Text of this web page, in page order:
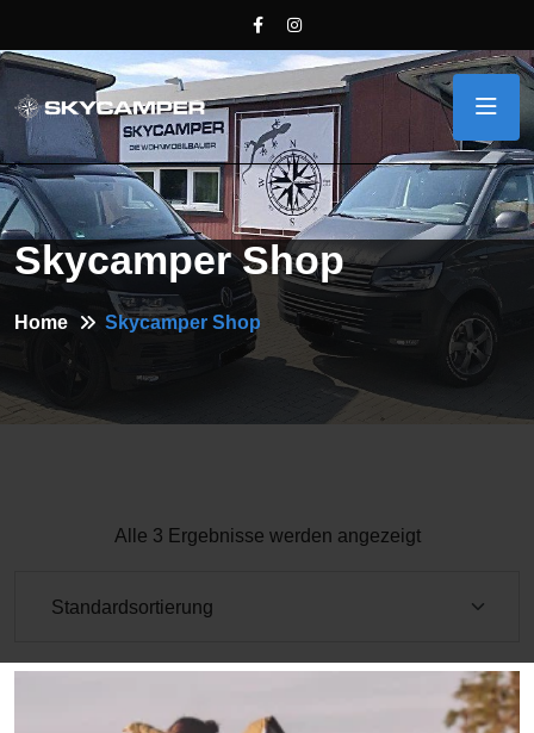
Skycamper Shop
Home Skycamper Shop
Alle 3 Ergebnisse werden angezeigt